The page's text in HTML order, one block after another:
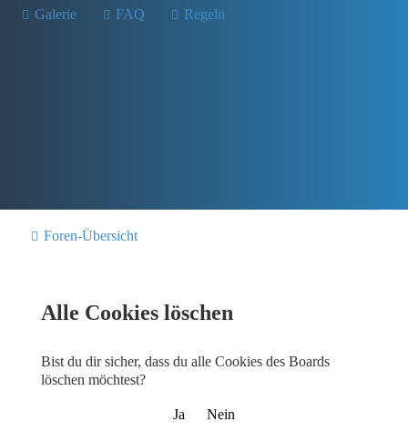
Galerie FAQ Regeln
Foren-Übersicht
Alle Cookies löschen
Bist du dir sicher, dass du alle Cookies des Boards
löschen möchtest?